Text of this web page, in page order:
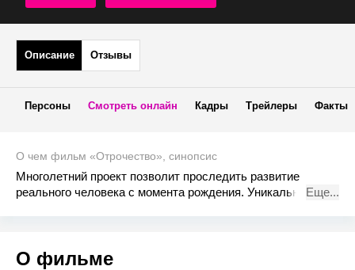
Описание Отзывы
Персоны Смотреть онлайн Кадры Трейлеры Факты
О чем фильм «Отрочество», синопсис
Многолетний проект позволит проследить развитие
реального человека с момента рождения. УникальныйЕще...
О фильме